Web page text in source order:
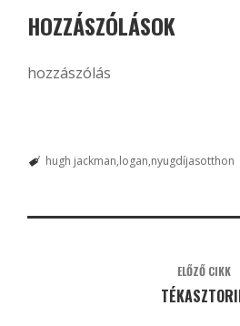
HOZZÁSZÓLÁSOK
hozzászólás
hugh jackman logan nyugdíjasotthon
ELŐZŐ CIKK